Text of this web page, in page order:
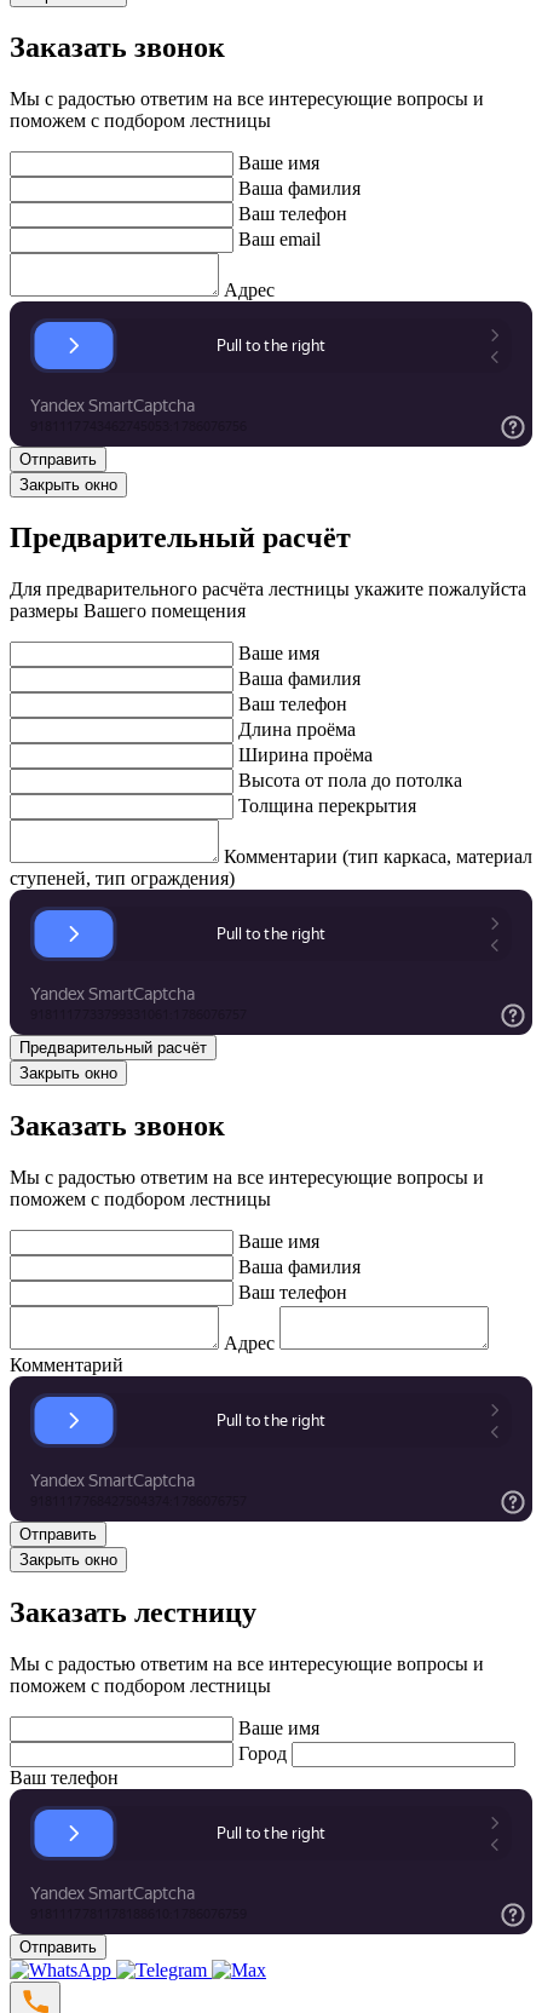
Заказать звонок
Мы с радостью ответим на все интересующие вопросы и
поможем с подбором лестницы
Ваше имя
Ваша фамилия
Ваш телефон
Ваш email
Адрес
Закрыть окно
Предварительный расчёт
Для предварительного расчёта лестницы укажите пожалуйста
размеры Вашего помещения
Ваше имя
Ваша фамилия
Ваш телефон
Длина проёма
Ширина проёма
Высота от пола до потолка
Толщина перекрытия
Комментарии (тип каркаса, материал
ступеней, тип ограждения)
Закрыть окно
Заказать звонок
Мы с радостью ответим на все интересующие вопросы и
поможем с подбором лестницы
Ваше имя
Ваша фамилия
Ваш телефон
Адрес
Комментарий
Закрыть окно
Заказать лестницу
Мы с радостью ответим на все интересующие вопросы и
поможем с подбором лестницы
Ваше имя
Город
Ваш телефон